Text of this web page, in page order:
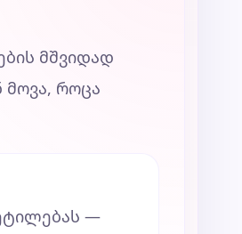
მშვიდად
მოვა, როცა
—